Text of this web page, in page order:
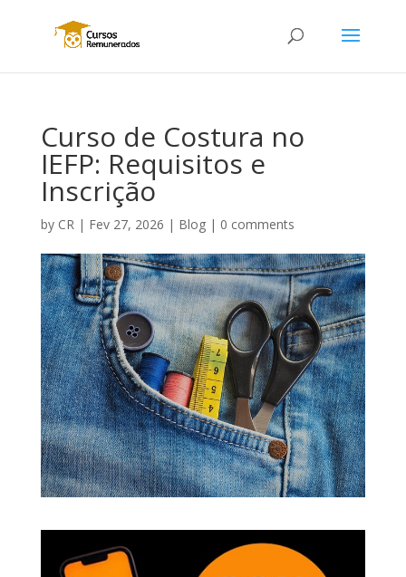
Curso de Costura no
IEFP: Requisitos e
Inscrição
by CR| Fev 27, 2026 | Blog| 0 comments